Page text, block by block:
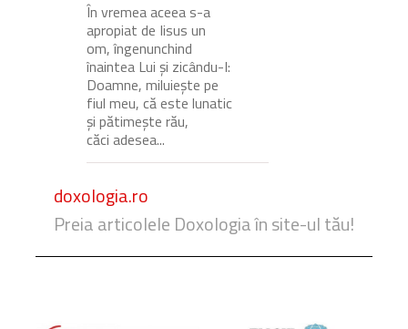
În vremea aceea s-a
apropiat de Iisus un
om, îngenunchind
înaintea Lui și zicându-I:
Doamne, miluiește pe
fiul meu, că este lunatic
și pătimește rău,
căci adesea...
doxologia.ro
Preia articolele Doxologia în site-ul tău!